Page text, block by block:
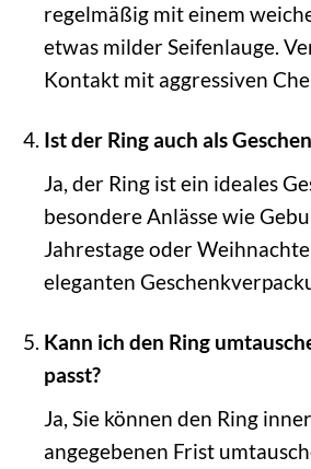
regelmäßig mit einem
etwas milder Seifenlauge.
Kontakt mit aggressiven
Ist der Ring auch als
Ja, der Ring ist ein ideales
besondere Anlässe wie
Jahrestage oder
eleganten
Kann ich den Ring
passt?
Ja, Sie können den Ring
angegebenen Frist